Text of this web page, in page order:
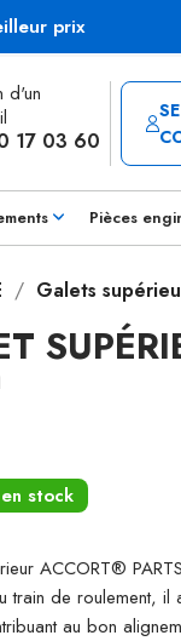
prix
d'un
17 03 60
SE
Pièces
Galets
stock
ACCORT®
train de roulement,
au bon